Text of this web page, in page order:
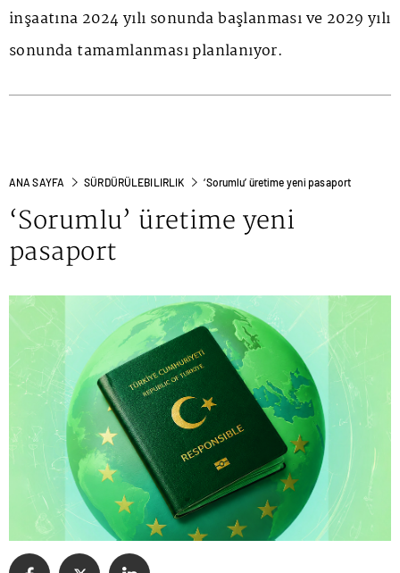
inşaatına 2024 yılı sonunda başlanması ve 2029 yılı
sonunda tamamlanması planlanıyor.
ANA SAYFA SÜRDÜRÜLEBILIRLIK ‘Sorumlu’ üretime yeni pasaport
‘Sorumlu’ üretime yeni
pasaport